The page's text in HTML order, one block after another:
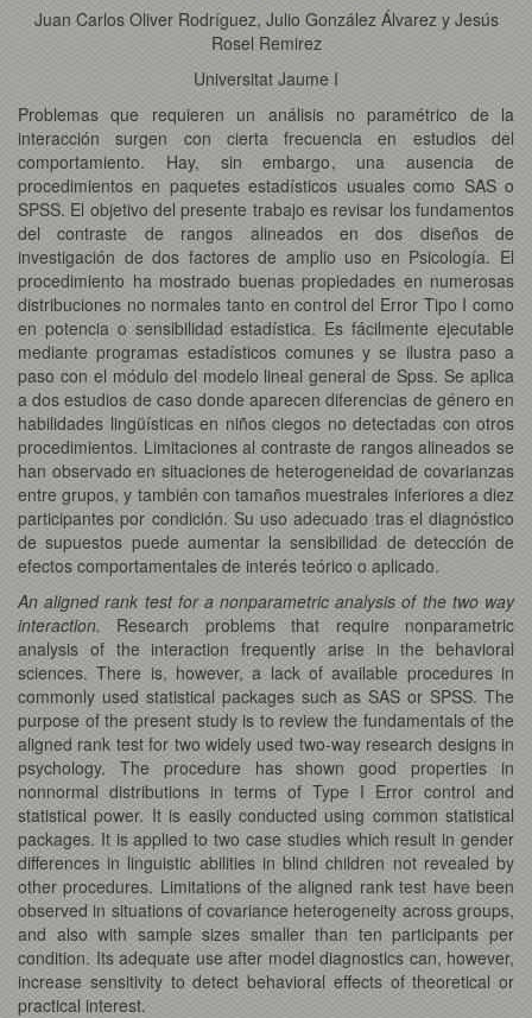
Juan Carlos Oliver Rodríguez, Julio González Álvarez y Jesús
Rosel Remirez
Universitat Jaume I
Problemas que requieren un análisis no paramétrico de la
interacción surgen con cierta frecuencia en estudios del
comportamiento. Hay, sin embargo, una ausencia de
procedimientos en paquetes estadísticos usuales como SAS o
SPSS. El objetivo del presente trabajo es revisar los fundamentos
del contraste de rangos alineados en dos diseños de
investigación de dos factores de amplio uso en Psicología. El
procedimiento ha mostrado buenas propiedades en numerosas
distribuciones no normales tanto en control del Error Tipo I como
en potencia o sensibilidad estadística. Es fácilmente ejecutable
mediante programas estadísticos comunes y se ilustra paso a
paso con el módulo del modelo lineal general de Spss. Se aplica
a dos estudios de caso donde aparecen diferencias de género en
habilidades lingüísticas en niños ciegos no detectadas con otros
procedimientos. Limitaciones al contraste de rangos alineados se
han observado en situaciones de heterogeneidad de covarianzas
entre grupos, y también con tamaños muestrales inferiores a diez
participantes por condición. Su uso adecuado tras el diagnóstico
de supuestos puede aumentar la sensibilidad de detección de
efectos comportamentales de interés teórico o aplicado.
An aligned rank test for a nonparametric analysis of the two way
interaction. Research problems that require nonparametric
analysis of the interaction frequently arise in the behavioral
sciences. There is, however, a lack of available procedures in
commonly used statistical packages such as SAS or SPSS. The
purpose of the present study is to review the fundamentals of the
aligned rank test for two widely used two-way research designs in
psychology. The procedure has shown good properties in
nonnormal distributions in terms of Type I Error control and
statistical power. It is easily conducted using common statistical
packages. It is applied to two case studies which result in gender
differences in linguistic abilities in blind children not revealed by
other procedures. Limitations of the aligned rank test have been
observed in situations of covariance heterogeneity across groups,
and also with sample sizes smaller than ten participants per
condition. Its adequate use after model diagnostics can, however,
increase sensitivity to detect behavioral effects of theoretical or
practical interest.